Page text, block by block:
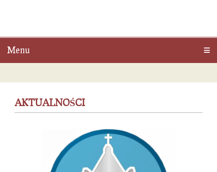
Menu
AKTUALNOŚCI